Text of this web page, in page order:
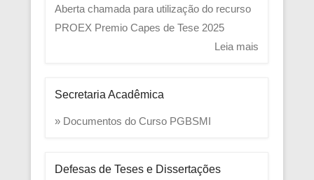
Aberta chamada para utilização do recurso
PROEX Premio Capes de Tese 2025
Leia mais
Secretaria Acadêmica
» Documentos do Curso PGBSMI
Defesas de Teses e Dissertações